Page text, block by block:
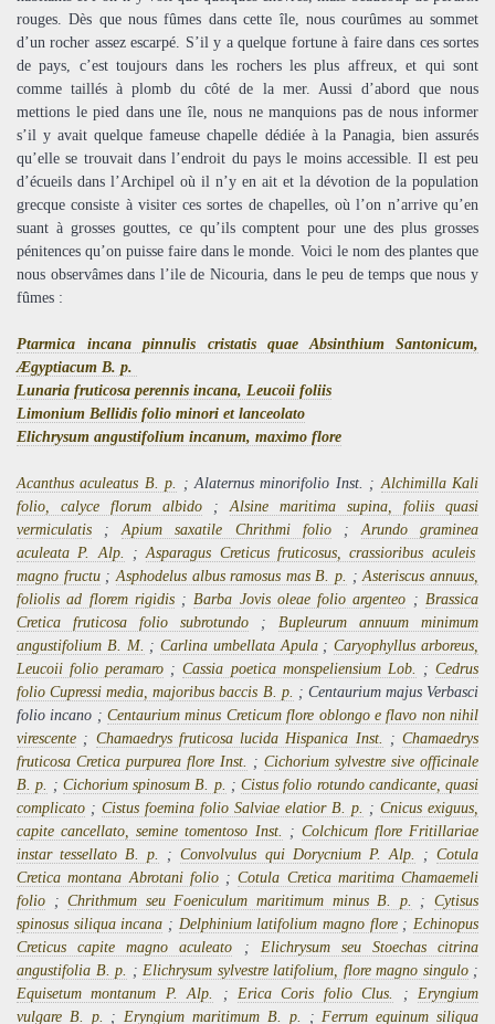
rouges. Dès que nous fûmes dans cette île, nous courûmes au sommet
d’un rocher assez escarpé. S’il y a quelque fortune à faire dans ces sortes
de pays, c’est toujours dans les rochers les plus affreux, et qui sont
comme taillés à plomb du côté de la mer. Aussi d’abord que nous
mettions le pied dans une île, nous ne manquions pas de nous informer
s’il y avait quelque fameuse chapelle dédiée à la Panagia, bien assurés
qu’elle se trouvait dans l’endroit du pays le moins accessible. Il est peu
d’écueils dans l’Archipel où il n’y en ait et la dévotion de la population
grecque consiste à visiter ces sortes de chapelles, où l’on n’arrive qu’en
suant à grosses gouttes, ce qu’ils comptent pour une des plus grosses
pénitences qu’on puisse faire dans le monde. Voici le nom des plantes que
nous observâmes dans l’ile de Nicouria, dans le peu de temps que nous y
fûmes :
Ptarmica incana pinnulis cristatis quae Absinthium Santonicum,
Ægyptiacum B. p.
Lunaria fruticosa perennis incana, Leucoii foliis
Limonium Bellidis folio minori et lanceolato
Elichrysum angustifolium incanum, maximo flore
Acanthus aculeatus B. p. ; Alaternus minorifolio Inst. ;Alchimilla Kali
folio, calyce florum albido ;Alsine maritima supina, foliis quasi
vermiculatis ;Apium saxatile Chrithmi folio;Arundo graminea
aculeata P. Alp.
;Asparagus Creticus fruticosus, crassioribus aculeis
magno fructu;Asphodelus albus ramosus mas B. p. ;Asteriscus annuus,
foliolis ad florem rigidis;Barba Jovis oleae folio argenteo ;Brassica
Cretica fruticosa folio subrotundo ; Bupleurum annuum minimum
angustifolium B. M. ;Carlina umbellata Apula;Caryophyllus arboreus,
Leucoii folio peramaro ;Cassia poetica monspeliensium Lob. ;Cedrus
folio Cupressi media, majoribus baccis B. p. ; Centaurium majus Verbasci
folio incano ;Centaurium minus Creticum flore oblongo e flavo non nihil
virescente ; Chamaedrys fruticosa lucida Hispanica Inst. ; Chamaedrys
fruticosa Cretica purpurea flore Inst. ; Cichorium sylvestre sive officinale
B. p. ; Cichorium spinosum B. p. ; Cistus folio rotundo candicante, quasi
complicato ; Cistus foemina folio Salviae elatior B. p. ; Cnicus exiguus,
capite cancellato, semine tomentoso Inst. ; Colchicum flore Fritillariae
instar tessellato B. p.
;Convolvulus qui Dorycnium P. Alp. ;Cotula
Cretica montana Abrotani folio;Cotula Cretica maritima Chamaemeli
folio ;Chrithmum seu Foeniculum maritimum minus B. p. ;Cytisus
spinosus siliqua incana ; Delphinium latifolium magno flore;Echinopus
Creticus capite magno aculeato ; Elichrysum seu Stoechas citrina
angustifolia B. p. ; Elichrysum sylvestre latifolium, flore magno singulo;
Equisetum montanum P. Alp.
;Erica Coris folio Clus. ;Eryngium
vulgare B. p. ;Eryngium maritimum B. p. ;Ferrum equinum siliqua